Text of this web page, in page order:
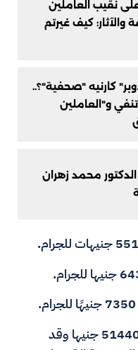
نقيب العاملين
والآثار: كيف غيرتم
كارنيه "صحفية"؟..
و"العاملين
محمد زهران
كما سجل سعر الجنيه الذهب إلى 51440 جنيها وقد